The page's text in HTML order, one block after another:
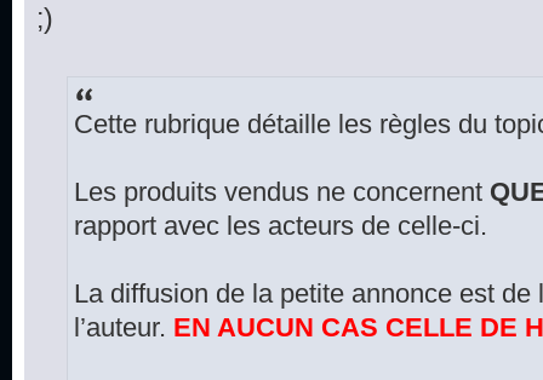
;)
Cette rubrique détaille les règles du
Les produits vendus ne concernent
rapport avec les acteurs de celle-ci.
La diffusion de la petite annonce est
l’auteur. EN AUCUN CAS CELLE DE